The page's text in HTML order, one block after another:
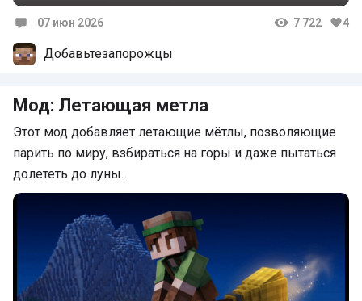
07 июн 2026 7 722 4
Добавьтезапорожцы
Мод: Летающая метла
Этот мод добавляет летающие мётлы, позволяющие
парить по миру, взбираться на горы и даже пытаться
долететь до луны…